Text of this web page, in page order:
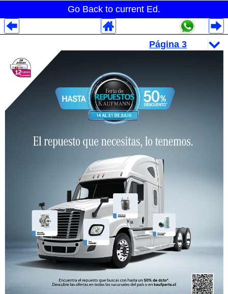
Go Back to current Ed.
Despliegues Analytics
Despliegues Totales
Despliegues por Rubros